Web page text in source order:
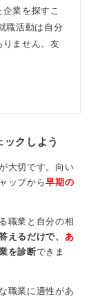
がしやすく
企業の同時並
に合う」と
活はスタート
遅れを感じ
るのです。
業を探すこ
職活動は自分
りません。友
クしよう
大切です。向い
ップから早期の
職業と自分の相
えるだけで、 あ
を診断できま
職業に適性があ